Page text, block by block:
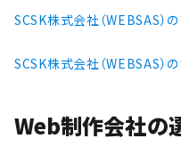
SCSK株式会社（WEBSAS）
SCSK株式会社（WEBSAS）
Web制作会社の